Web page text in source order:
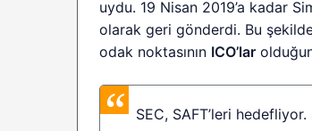
uydu. 19 Nisan 2019’a kadar
olarak geri gönderdi. Bu şekilde
odak noktasının ICO’lar
SEC, SAFT’leri